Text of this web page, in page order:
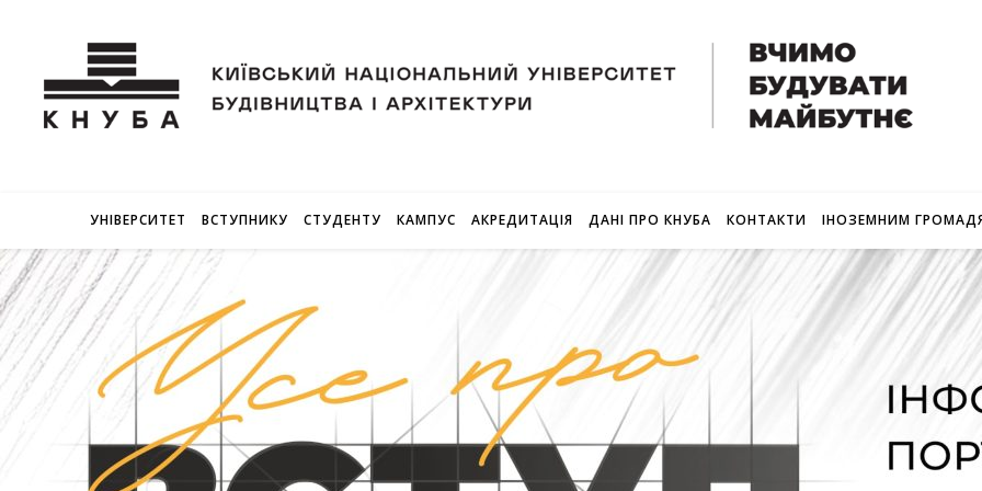
УНІВЕРСИТЕТ ВСТУПНИКУ СТУДЕНТУ КАМПУС АКРЕДИТАЦІЯ ДАНІ ПРО КНУБА КОНТАКТИ ІНОЗЕМНИМ